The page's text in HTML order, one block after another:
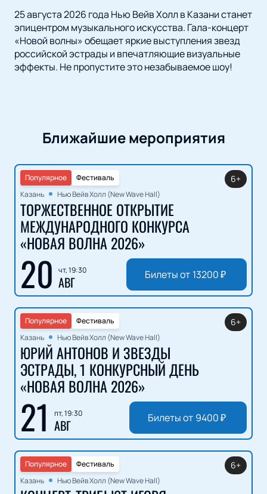
25 августа 2026 года Нью Вейв Холл в Казани станет
эпицентром музыкального искусства. Гала-концерт
«Новой волны» обещает яркие выступления звезд
российской эстрады и впечатляющие визуальные
эффекты. Не пропустите это незабываемое шоу!
Ближайшие мероприятия
Фестиваль
Популярное
Казань
Нью Вейв Холл (New Wave Hall)
ТОРЖЕСТВЕННОЕ ОТКРЫТИЕ
МЕЖДУНАРОДНОГО КОНКУРСА
«НОВАЯ ВОЛНА 2026»
20 чт, 19:30
АВГ
6+
Билеты от 13200₽
Фестиваль
Популярное
Казань
Нью Вейв Холл (New Wave Hall)
ЮРИЙ АНТОНОВ И ЗВЕЗДЫ
ЭСТРАДЫ, 1 КОНКУРСНЫЙ ДЕНЬ
«НОВАЯ ВОЛНА 2026»
21 пт, 19:30
АВГ
6+
Билеты от 9400₽
Фестиваль
Популярное
Казань
Нью Вейв Холл (New Wave Hall)
6+